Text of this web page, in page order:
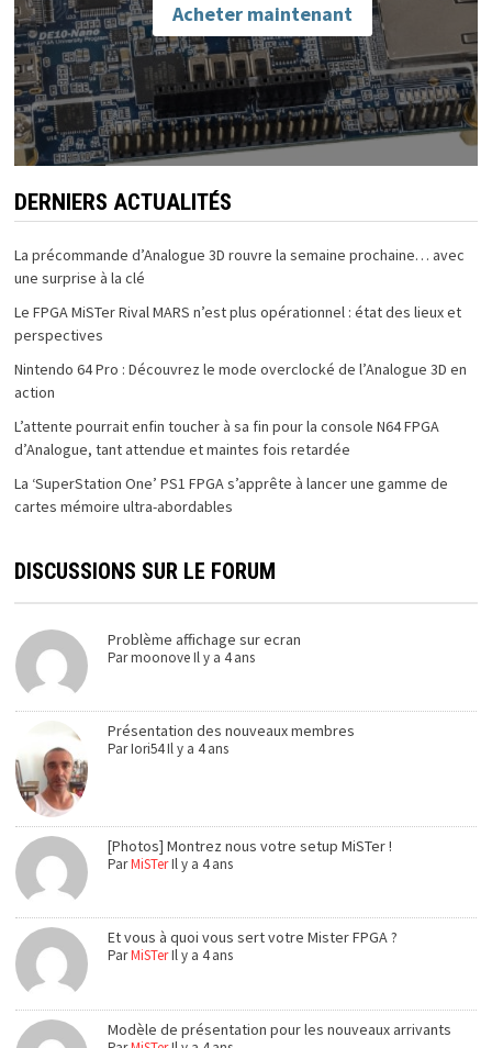
Acheter maintenant
DERNIERS ACTUALITÉS
La précommande d’Analogue 3D rouvre la semaine prochaine… avec
une surprise à la clé
Le FPGA MiSTer Rival MARS n’est plus opérationnel : état des lieux et
perspectives
Nintendo 64 Pro : Découvrez le mode overclocké de l’Analogue 3D en
action
L’attente pourrait enfin toucher à sa fin pour la console N64 FPGA
d’Analogue, tant attendue et maintes fois retardée
La ‘SuperStation One’ PS1 FPGA s’apprête à lancer une gamme de
cartes mémoire ultra-abordables
DISCUSSIONS SUR LE FORUM
Problème affichage sur ecran
ParmoonoveIl y a 4 ans
Présentation des nouveaux membres
ParIori54Il y a 4 ans
[Photos] Montrez nous votre setup MiSTer !
ParMiSTerIl y a 4 ans
Et vous à quoi vous sert votre Mister FPGA ?
ParMiSTerIl y a 4 ans
Modèle de présentation pour les nouveaux arrivants